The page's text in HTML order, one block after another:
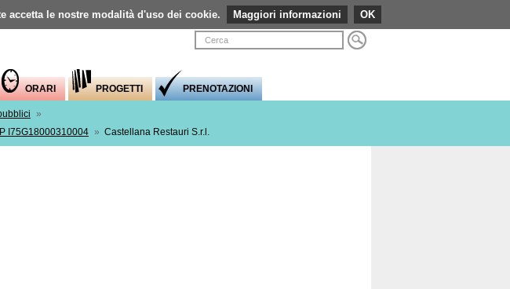
Mappa del sito Login Stampa Visualizza caratteri normali
Visualizza caratteri grandi
Visualizzazione ad alto contrasto
Comprimi pagina a dimensione fissa
Espandi pagina alla dimensione della
ORARI PROGETTI PRENOTAZIONI
»
I75G18000310004
» Castellana Restauri S.r.l.
accetta le nostre modalità d'uso dei cookie. Maggiori informazioni OK